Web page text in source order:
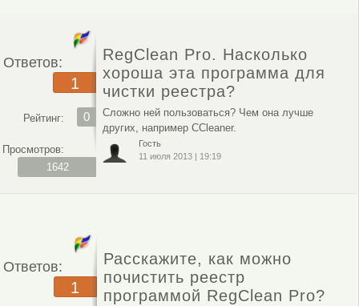
Ответов:
1
Рейтинг: 0
Просмотров:
1642
RegClean Pro. Насколько
хороша эта программа для
чистки реестра?
Сложно ней пользоваться? Чем она лучше
других, например CCleaner.
Гость
11 июля 2013 | 19:19
Ответов:
1
Расскажите, как можно
почистить реестр
программой RegClean Pro?